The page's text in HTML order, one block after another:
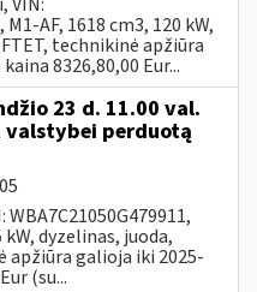
AF, 1618 cm3, 120 kW,
technikinė apžiūra
8326,80,00 Eur...
23 d. 11.00 val.
valstybei perduotą
kW, dyzelinas, juoda,
apžiūra galioja iki 2025-
(su...